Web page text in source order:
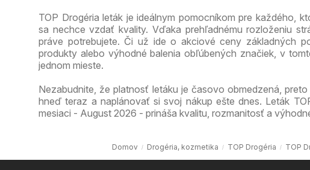
TOP Drogéria leták je ideálnym pomocníkom pre každého,
sa nechce vzdať kvality. Vďaka prehľadnému rozloženiu
práve potrebujete. Či už ide o akciové ceny základných
produkty alebo výhodné balenia obľúbených značiek, v
jednom mieste.
Nezabudnite, že platnosť letáku je časovo obmedzená,
hneď teraz a naplánovať si svoj nákup ešte dnes. Leták
mesiaci - August 2026 - prináša kvalitu, rozmanitosť a
Domov Drogéria, kozmetika TOP Drogéria TOP